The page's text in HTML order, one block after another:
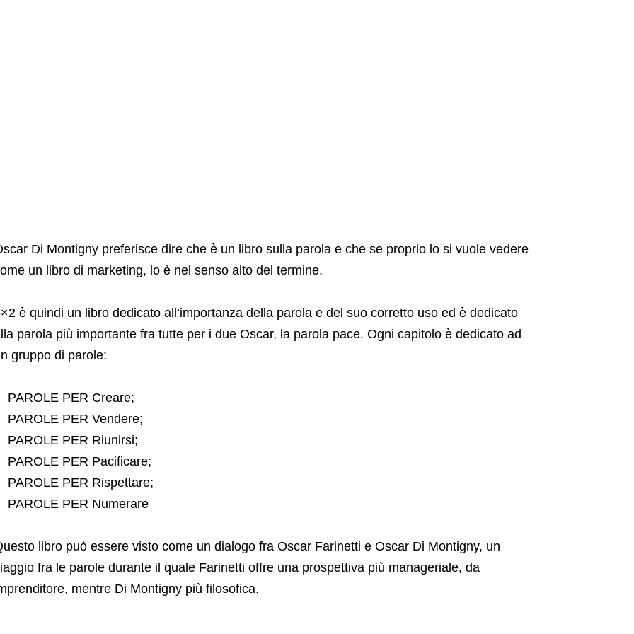
Di Montigny preferisce dire che è un libro sulla parola e che se proprio lo si vuole vedere
un libro di marketing, lo è nel senso alto del termine.
è quindi un libro dedicato all’importanza della parola e del suo corretto uso ed è dedicato
parola più importante fra tutte per i due Oscar, la parola pace. Ogni capitolo è dedicato ad
gruppo di parole:
PAROLE PER Creare;
PAROLE PER Vendere;
PAROLE PER Riunirsi;
PAROLE PER Pacificare;
PAROLE PER Rispettare;
PAROLE PER Numerare
libro può essere visto come un dialogo fra Oscar Farinetti e Oscar Di Montigny, un
fra le parole durante il quale Farinetti offre una prospettiva più manageriale, da
mentre Di Montigny più filosofica.